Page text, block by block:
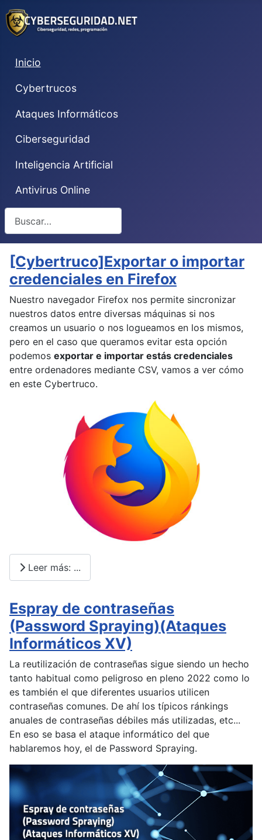
Inicio
Cybertrucos
Ataques Informáticos
Ciberseguridad
Inteligencia Artificial
Antivirus Online
[Cybertruco]Exportar o importar
credenciales en Firefox
Nuestro navegador Firefox nos permite sincronizar
nuestros datos entre diversas máquinas si nos
creamos un usuario o nos logueamos en los mismos,
pero en el caso que queramos evitar esta opción
podemos exportar e importar estás credenciales
entre ordenadores mediante CSV, vamos a ver cómo
en este Cybertruco.
Leer más: ...
Espray de contraseñas
(Password Spraying)(Ataques
Informáticos XV)
La reutilización de contraseñas sigue siendo un hecho
tanto habitual como peligroso en pleno 2022 como lo
es también el que diferentes usuarios utilicen
contraseñas comunes. De ahí los típicos ránkings
anuales de contraseñas débiles más utilizadas, etc...
En eso se basa el ataque informático del que
hablaremos hoy, el de Password Spraying.